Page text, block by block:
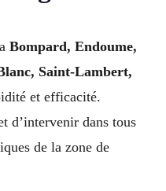
Bompard, Endoume,
Saint-Lambert,
et efficacité.
d’intervenir dans tous
de la zone de